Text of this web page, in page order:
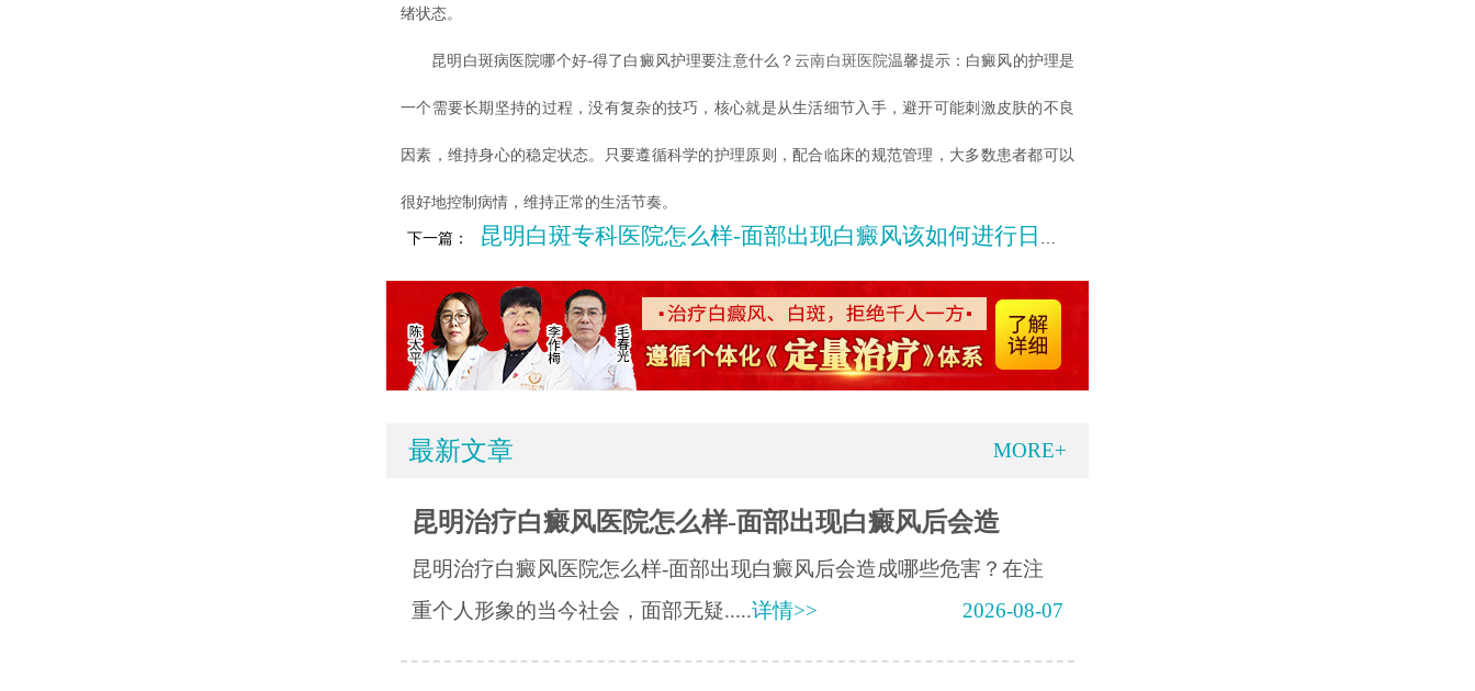
绪状态。
昆明白斑病医院哪个好-得了白癜风护理要注意什么？云南白斑医院温馨提示：白癜风的护理是
一个需要长期坚持的过程，没有复杂的技巧，核心就是从生活细节入手，避开可能刺激皮肤的不良
因素，维持身心的稳定状态。只要遵循科学的护理原则，配合临床的规范管理，大多数患者都可以
很好地控制病情，维持正常的生活节奏。
下一篇： 昆明白斑专科医院怎么样-面部出现白癜风该如何进行日常护理
最新文章 MORE+
昆明治疗白癜风医院怎么样-面部出现白癜风后会造
昆明治疗白癜风医院怎么样-面部出现白癜风后会造成哪些危害？在注
重个人形象的当今社会，面部无疑.....详情>> 2026-08-07